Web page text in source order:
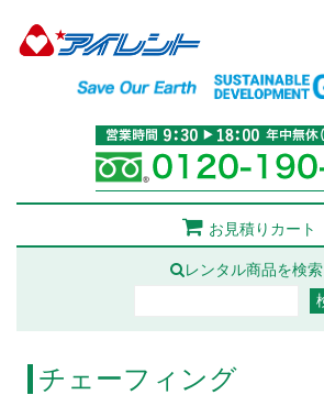
お見積りカート
レンタル商品を検索
チェーフィング